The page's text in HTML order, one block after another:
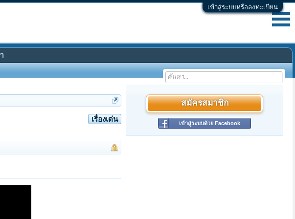
เข้าสู่ระบบหรือลงทะเบียน
เรื่องเด่น
สมัครสมาชิก
เข้าสู่ระบบด้วย Facebook